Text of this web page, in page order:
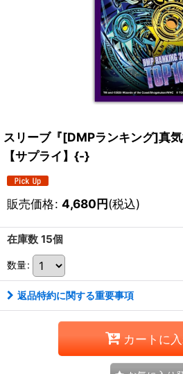
スリーブ『[DMPランキング]真気
【サプライ】{-}
販売価格: 4,680円(税込)
在庫数 15個
数量:
返品特約に関する重要事項
カートに